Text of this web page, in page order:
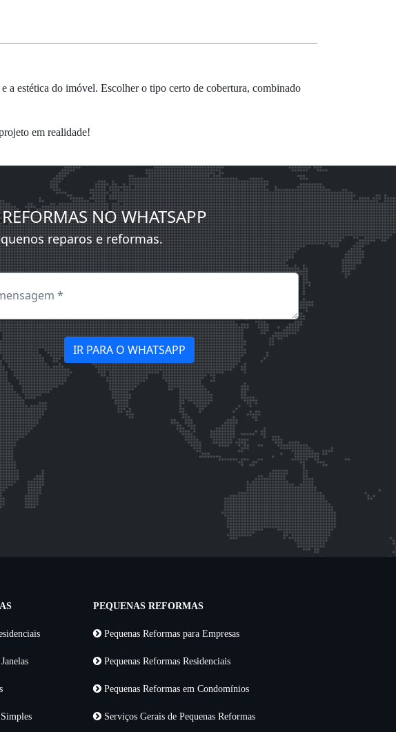
a estética do imóvel. Escolher o tipo certo de cobertura, combinado
em realidade!
NO WHATSAPP
reparos e reformas.
IR PARA O WHATSAPP
PEQUENAS REFORMAS
Pequenas Reformas para Empresas
Pequenas Reformas Residenciais
Pequenas Reformas em Condomínios
Serviços Gerais de Pequenas Reformas